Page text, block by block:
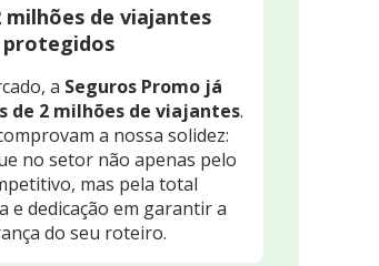
milhões de viajantes
protegidos
a Seguros Promo já
de 2 milhões de viajantes.
a nossa solidez:
no setor não apenas pelo
mas pela total
e dedicação em garantir a
do seu roteiro.